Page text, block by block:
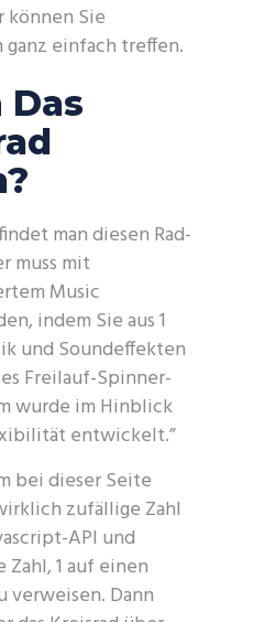
Sie
einfach treffen.
Das
man diesen Rad-
muss mit
Music
indem Sie aus 1
und Soundeffekten
Freilauf-Spinner-
wurde im Hinblick
entwickelt.”
bei dieser Seite
zufällige Zahl
API und
1 auf einen
verweisen. Dann